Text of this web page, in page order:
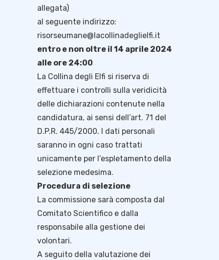
allegata)
al seguente indirizzo:
risorseumane@lacollinadeglielfi.it
entro e non oltre il 14 aprile 2024
alle ore 24:00
La Collina degli Elfi si riserva di
effettuare i controlli sulla veridicità
delle dichiarazioni contenute nella
candidatura, ai sensi dell’art. 71 del
D.P.R. 445/2000. I dati personali
saranno in ogni caso trattati
unicamente per l’espletamento della
selezione medesima.
Procedura di selezione
La commissione sarà composta dal
Comitato Scientifico e dalla
responsabile alla gestione dei
volontari.
A seguito della valutazione dei